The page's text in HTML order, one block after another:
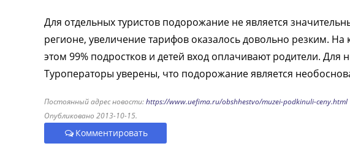
Для отдельных туристов подорожание не является
регионе, увеличение тарифов оказалось довольно резким.
этом 99% подростков и детей вход оплачивают родители. Для
Туроператоры уверены, что подорожание является
Постоянный адрес новости:https://www.uefima.ru/obshhestvo/muzei-podkinuli-ceny.html
Опубликовано 2013-10-15.
Комментировать